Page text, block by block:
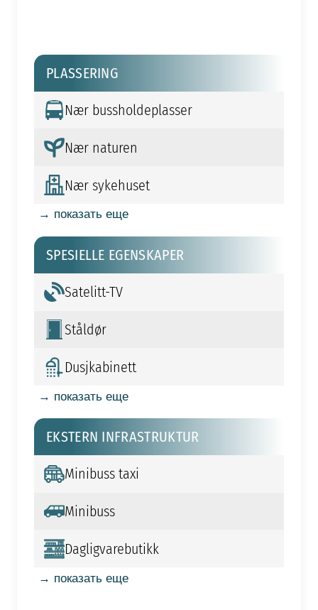
PLASSERING
Nær bussholdeplasser
Nær naturen
Nær sykehuset
→ показать еще
SPESIELLE EGENSKAPER
Satelitt-TV
Ståldør
Dusjkabinett
→ показать еще
EKSTERN INFRASTRUKTUR
Minibuss taxi
Minibuss
Dagligvarebutikk
→ показать еще